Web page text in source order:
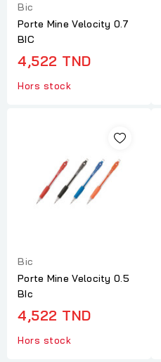
Bic
Porte Mine Velocity 0.7
BIC
4,522 TND
Hors stock
Bic
Porte Mine Velocity 0.5
BIc
4,522 TND
Hors stock